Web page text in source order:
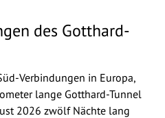
des Gotthard-
Verbindungen in Europa,
lange Gotthard-Tunnel
2026 zwölf Nächte lang